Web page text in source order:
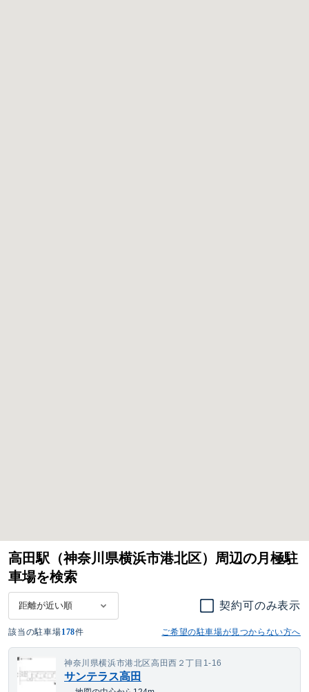
高田駅（神奈川県横浜市港北区）周辺の月極駐
車場を検索
契約可のみ表示
該当の駐車場178件 ご希望の駐車場が見つからない方へ
神奈川県横浜市港北区高田西２丁目1-16
サンテラス高田